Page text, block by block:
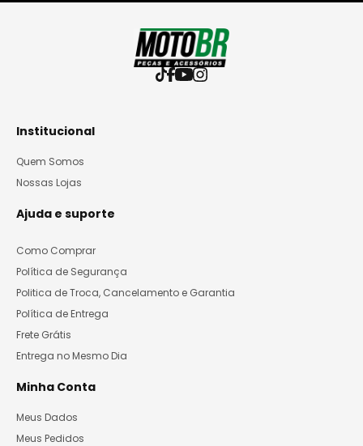
Institucional
Quem Somos
Nossas Lojas
Ajuda e suporte
Como Comprar
Política de Segurança
Politica de Troca, Cancelamento e Garantia
Política de Entrega
Frete Grátis
Entrega no Mesmo Dia
Minha Conta
Meus Dados
Meus Pedidos